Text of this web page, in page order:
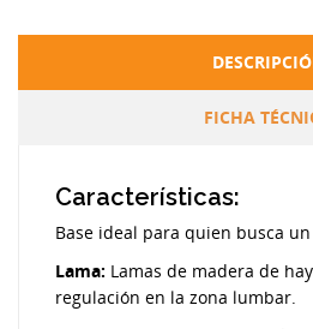
FICHA
Características:
Base ideal para quien busca
Lama: Lamas de madera de
regulación en la zona lumbar.